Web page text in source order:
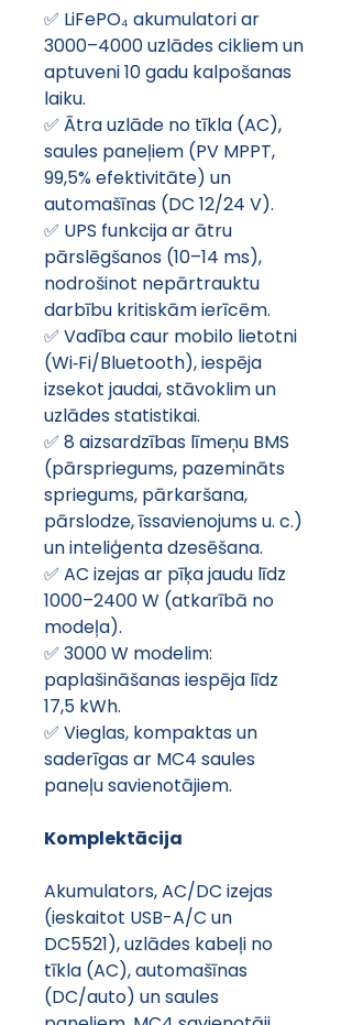
✅ LiFePO₄ akumulatori ar
3000–4000 uzlādes cikliem un
aptuveni 10 gadu kalpošanas
laiku.
✅ Ātra uzlāde no tīkla (AC),
saules paneļiem (PV MPPT,
99,5% efektivitāte) un
automašīnas (DC 12/24 V).
✅ UPS funkcija ar ātru
pārslēgšanos (10–14 ms),
nodrošinot nepārtrauktu
darbību kritiskām ierīcēm.
✅ Vadība caur mobilo lietotni
(Wi‑Fi/Bluetooth), iespēja
izsekot jaudai, stāvoklim un
uzlādes statistikai.
✅ 8 aizsardzības līmeņu BMS
(pārspriegums, pazemināts
spriegums, pārkaršana,
pārslodze, īssavienojums u. c.)
un inteliģenta dzesēšana.
✅ AC izejas ar pīķa jaudu līdz
1000–2400 W (atkarībā no
modeļa).
✅ 3000 W modelim:
paplašināšanas iespēja līdz
17,5 kWh.
✅ Vieglas, kompaktas un
saderīgas ar MC4 saules
paneļu savienotājiem.
Komplektācija
Akumulators, AC/DC izejas
(ieskaitot USB-A/C un
DC5521), uzlādes kabeļi no
tīkla (AC), automašīnas
(DC/auto) un saules